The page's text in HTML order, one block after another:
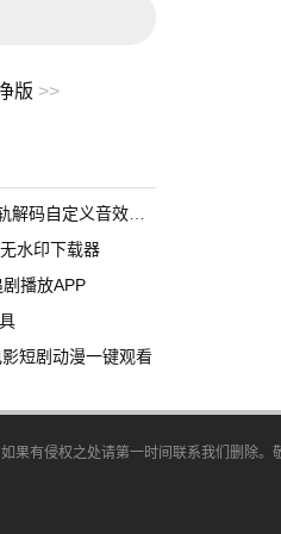
丰富，适配不同
筛选动漫，轻松
顺畅。
版 >>
定义音效调节软件
水印下载器
播放APP
短剧动漫一键观看
果有侵权之处请第一时间联系我们删除。